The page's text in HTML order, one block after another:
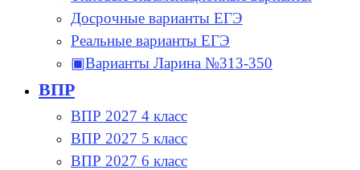
Досрочные варианты ЕГЭ
Реальные варианты ЕГЭ
▣Варианты Ларина №313-350
ВПР
ВПР 2027 4 класс
ВПР 2027 5 класс
ВПР 2027 6 класс